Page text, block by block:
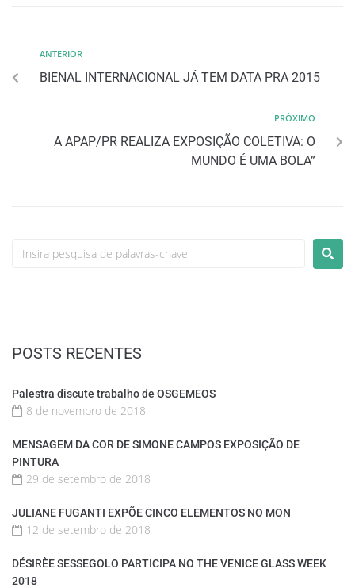
ANTERIOR
BIENAL INTERNACIONAL JÁ TEM DATA PRA 2015
PRÓXIMO
A APAP/PR REALIZA EXPOSIÇÃO COLETIVA: O
MUNDO É UMA BOLA”
POSTS RECENTES
Palestra discute trabalho de OSGEMEOS
8 de novembro de 2018
MENSAGEM DA COR DE SIMONE CAMPOS EXPOSIÇÃO DE
PINTURA
29 de setembro de 2018
JULIANE FUGANTI EXPÕE CINCO ELEMENTOS NO MON
12 de setembro de 2018
DÉSIRÈE SESSEGOLO PARTICIPA NO THE VENICE GLASS WEEK
2018